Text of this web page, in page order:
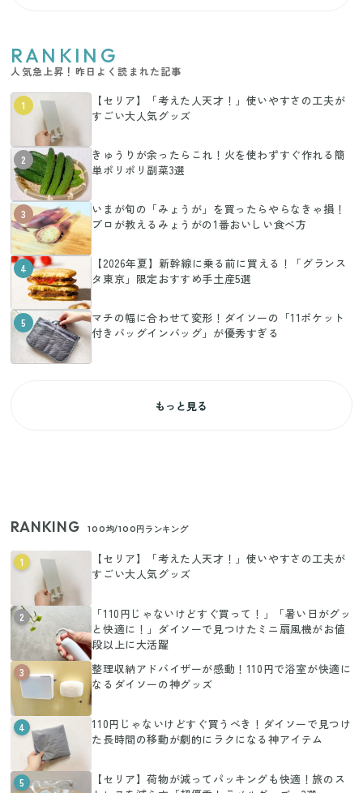
RANKING
人気急上昇！昨日よく読まれた記事
1
【セリア】「考えた人天才！」使いやすさの工夫が
すごい大人気グッズ
2
きゅうりが余ったらこれ！火を使わずすぐ作れる簡
単ポリポリ副菜3選
3
いまが旬の「みょうが」を買ったらやらなきゃ損！
プロが教えるみょうがの1番おいしい食べ方
4
【2026年夏】新幹線に乗る前に買える！「グランス
タ東京」限定おすすめ手土産5選
5
マチの幅に合わせて変形！ダイソーの「11ポケット
付きバッグインバッグ」が優秀すぎる
もっと見る
RANKING 100均/100円ランキング
1
【セリア】「考えた人天才！」使いやすさの工夫が
すごい大人気グッズ
2
「110円じゃないけどすぐ買って！」「暑い日がグッ
と快適に！」ダイソーで見つけたミニ扇風機がお値
段以上に大活躍
3
整理収納アドバイザーが感動！110円で浴室が快適に
なるダイソーの神グッズ
4
110円じゃないけどすぐ買うべき！ダイソーで見つけ
た長時間の移動が劇的にラクになる神アイテム
5
【セリア】荷物が減ってパッキングも快適！旅のス